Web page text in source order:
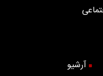
آرشیو